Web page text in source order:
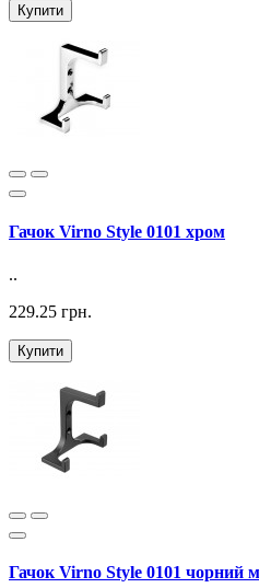
Купити
Гачок Virno Style 0101 хром
..
229.25 грн.
Купити
Гачок Virno Style 0101 чорний